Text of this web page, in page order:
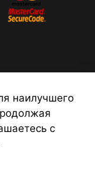
от надежных
наилучшего
с